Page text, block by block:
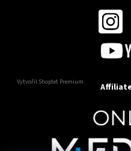
Vytvořil Shoptet Premium